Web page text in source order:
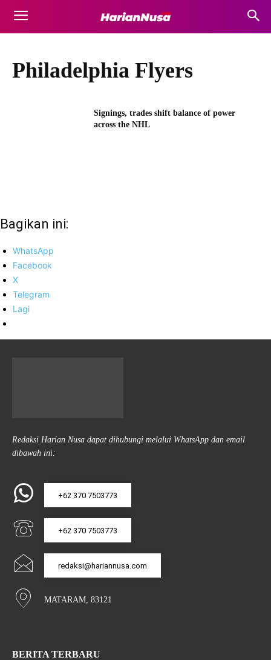
Philadelphia Flyers
Signings, trades shift balance of power
across the NHL
Bagikan ini:
WhatsApp
Facebook
X
Telegram
Lagi
Redaksi Harian Nusa dapat dihubungi melalui WhatsApp dan email
dibawah ini:
+62 370 7503773
+62 370 7503773
redaksi@hariannusa.com
MATARAM, 83121
BERITA TERBARU